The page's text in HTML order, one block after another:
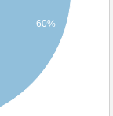
60%